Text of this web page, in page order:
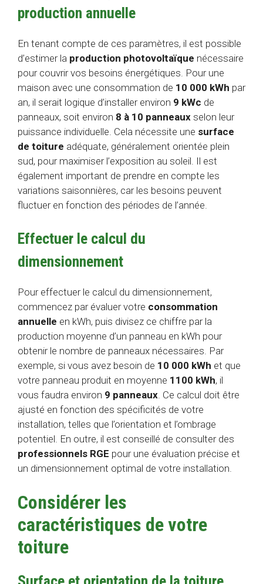
production annuelle
En tenant compte de ces paramètres, il est possible
d’estimer la production photovoltaïque nécessaire
pour couvrir vos besoins énergétiques. Pour une
maison avec une consommation de 10 000 kWh par
an, il serait logique d’installer environ 9 kWc de
panneaux, soit environ 8 à 10 panneaux selon leur
puissance individuelle. Cela nécessite une surface
de toiture adéquate, généralement orientée plein
sud, pour maximiser l’exposition au soleil. Il est
également important de prendre en compte les
variations saisonnières, car les besoins peuvent
fluctuer en fonction des périodes de l’année.
Effectuer le calcul du
dimensionnement
Pour effectuer le calcul du dimensionnement,
commencez par évaluer votre consommation
annuelle en kWh, puis divisez ce chiffre par la
production moyenne d’un panneau en kWh pour
obtenir le nombre de panneaux nécessaires. Par
exemple, si vous avez besoin de 10 000 kWh et que
votre panneau produit en moyenne 1100 kWh, il
vous faudra environ 9 panneaux. Ce calcul doit être
ajusté en fonction des spécificités de votre
installation, telles que l’orientation et l’ombrage
potentiel. En outre, il est conseillé de consulter des
professionnels RGE pour une évaluation précise et
un dimensionnement optimal de votre installation.
Considérer les
caractéristiques de votre
toiture